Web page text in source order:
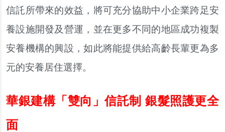
信託所帶來的效益，將可充分協助中小企業跨足安
養設施開發及營運，並在更多不同的地區成功複製
安養機構的興設，如此將能提供給高齡長輩更為多
元的安養居住選擇。
華銀建構「雙向」信託制 銀髮照護更全
面